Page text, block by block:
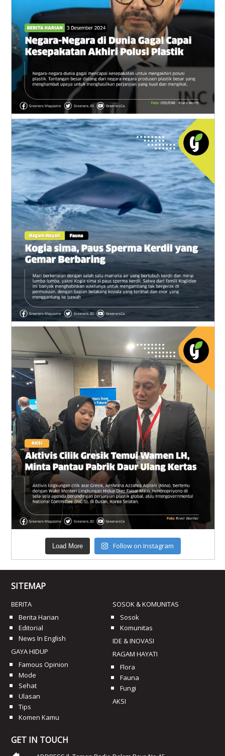
Load More Follow on Instagram
SITEMAP
BERITA
Berita Harian
Editorial
News In English
GAYA HIDUP
Famous Opinion
Mode
Sehat
Ulasan
Tips
Komen Kamu
SOSOK & KOMUNITAS
Sosok
Komunitas
IDE & INOVASI
RAGAM HAYATI
Flora
Fauna
Fungi
AKSI
GET IN TOUCH